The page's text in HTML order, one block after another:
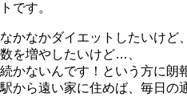
トです。
なかなかダイエットしたいけど
数を増やしたいけど…、
続かないんです！という方に朗
駅から遠い家に住めば、毎日の